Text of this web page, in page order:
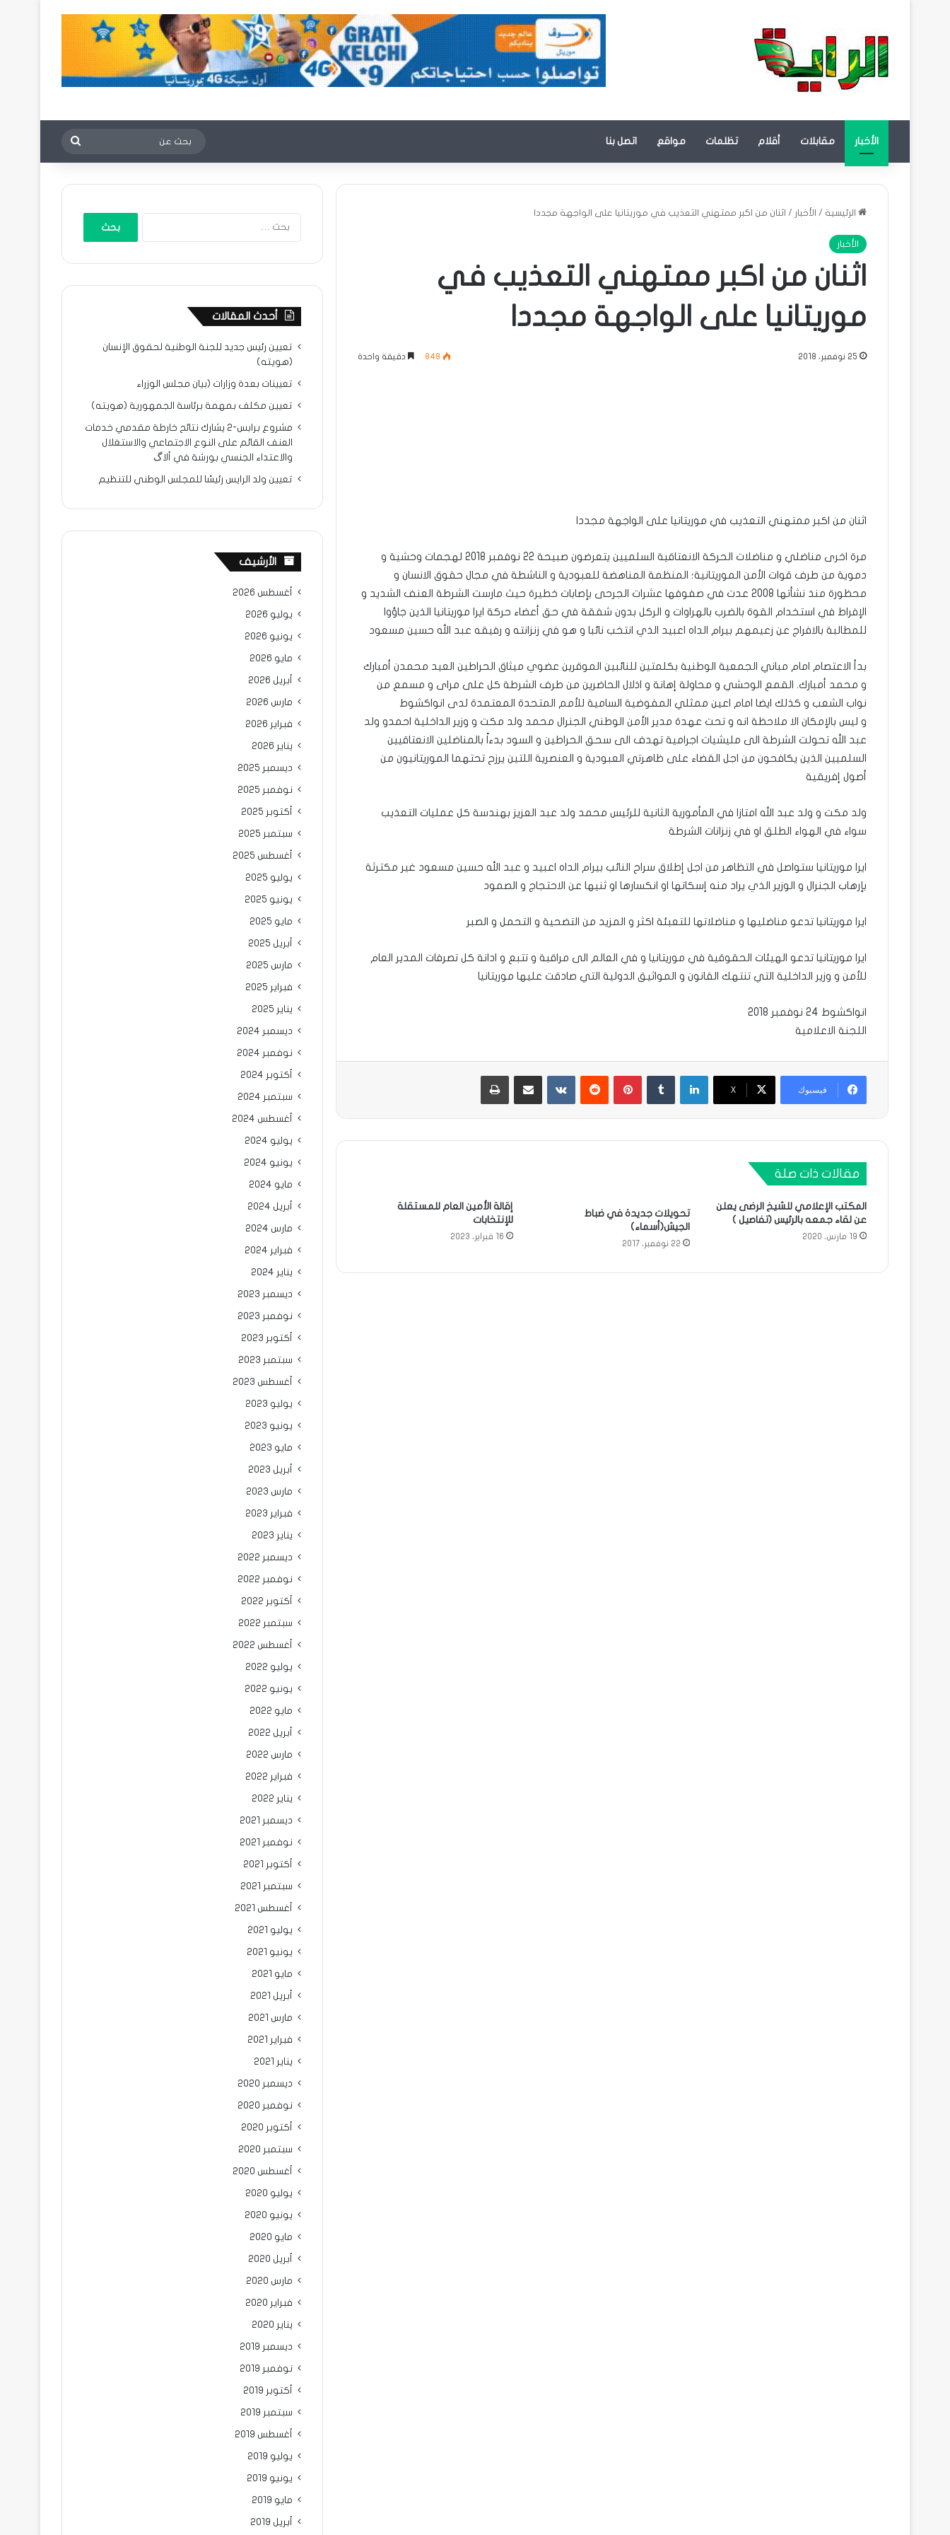
الأخبار مقابلات أقلام تظلمات مواقع اتصل بنا بحث
عن
الرئيسية / الأخبار / اثنان من اكبر ممتهني التعذيب في موريتانيا على الواجهة مجددا
الأخبار
اثنان من اكبر ممتهني التعذيب في
موريتانيا على الواجهة مجددا
25 نوفمبر، 2018 848 دقيقة واحدة
اثنان من اكبر ممتهني التعذيب في موريتانيا على الواجهة مجددا
مرة اخرى مناضلي و مناضلات الحركة الانعتاقية السلميين يتعرضون صبيحة 22 نوفمبر 2018 لهجمات وحشية و
دموية من طرف قوات الأمن الموريتانية؛ المنظمة المناهضة للعبودية و الناشطة في مجال حقوق الانسان و
محظورة منذ نشأتها 2008 عدت في صفوفها عشرات الجرحى بإصابات خطيرة حيث مارست الشرطة العنف الشديد و
الإفراط في استخدام القوة بالضرب بالهراوات و الركل بدون شفقة في حق أعضاء حركة ايرا موريتانيا الذين جاؤوا
للمطالبة بالافراج عن زعيمهم بيرام الداه اعبيد الذي انتخب نائبا و هو في زنزانته و رفيقه عبد الله حسين مسعود
بدأ الاعتصام امام مباني الجمعية الوطنية بكلمتين للنائبين الموقرين عضوي ميثاق الحراطين العيد محمدن أمبارك
و محمد أمبارك. القمع الوحشي و محاولة إهانة و اذلال الحاضرين من طرف الشرطة كل على مراى و مسمع من
نواب الشعب و كذلك ايضا امام اعين ممثلي المفوضية السامية للأمم المتحدة المعتمدة لدى انواكشوط
و ليس بالإمكان الا ملاحظة انه و تحت عهدة مدير الأمن الوطني الجنرال محمد ولد مكت و وزير الداخلية احمدو ولد
عبد الله تحولت الشرطة الى مليشيات اجرامية تهدف الى سحق الحراطين و السود بدءاً بالمناضلين الانعتاقيين
السلميين الذين يكافحون من اجل القضاء على ظاهرتي العبودية و العنصرية اللتين يرزح تحتهما الموريتانيون من
أصول إفريقية
ولد مكت و ولد عبد الله امتازا في المأمورية الثانية للرئيس محمد ولد عبد العزيز بهندسة كل عمليات التعذيب
سواء في الهواء الطلق او في زنزانات الشرطة
ايرا موريتانيا ستواصل في التظاهر من اجل إطلاق سراح النائب بيرام الداه اعبيد و عبد الله حسين مسعود غير مكترثة
بإرهاب الجنرال و الوزير الذي يراد منه إسكاتها او انكسارها او ثنيها عن الاحتجاج و الصمود
ايرا موريتانيا تدعو مناضليها و مناضلاتها للتعبئة اكثر و المزيد من التضحية و التحمل و الصبر
ايرا موريتانيا تدعو الهيئات الحقوقية في موريتانيا و في العالم الى مراقبة و تتبع و ادانة كل تصرفات المدير العام
للأمن و وزير الداخلية التي تنتهك القانون و المواثيق الدولية التي صادقت عليها موريتانيا
انواكشوط 24 نوفمبر 2018
اللجنة الاعلامية
فيسبوك X
لينكدإن بينتيريست مشاركة عبر البريد طباعة
مقالات ذات صلة
المكتب الإعلامي للشيخ الرضى يعلن
عن لقاء جمعه بالرئيس (تفاصيل )
19 مارس، 2020
تحويلات جديدة في ضباط
الجيش(أسماء)
22 نوفمبر، 2017
إقالة الأمين العام للمستقلة
للإنتخابات
16 فبراير، 2023
أحدث المقالات
تعيين رئيس جديد للجنة الوطنية لحقوق الإنسان
(هويته)
تعيينات بعدة وزارات (بيان مجلس الوزراء
تعيين مكلف بمهمة برئاسة الجمهورية (هويته)
مشروع برابس-2 يشارك نتائح خارطة مقدمي خدمات
العنف القائم على النوع الاجتماعي والاستغلال
والاعتداء الجنسي بورشة في ألاگ
تعيين ولد الرايس رئيسًا للمجلس الوطني للتنظيم
الأرشيف
أغسطس 2026
يوليو 2026
يونيو 2026
مايو 2026
أبريل 2026
مارس 2026
فبراير 2026
يناير 2026
ديسمبر 2025
نوفمبر 2025
أكتوبر 2025
سبتمبر 2025
أغسطس 2025
يوليو 2025
يونيو 2025
مايو 2025
أبريل 2025
مارس 2025
فبراير 2025
يناير 2025
ديسمبر 2024
نوفمبر 2024
أكتوبر 2024
سبتمبر 2024
أغسطس 2024
يوليو 2024
يونيو 2024
مايو 2024
أبريل 2024
مارس 2024
فبراير 2024
يناير 2024
ديسمبر 2023
نوفمبر 2023
أكتوبر 2023
سبتمبر 2023
أغسطس 2023
يوليو 2023
يونيو 2023
مايو 2023
أبريل 2023
مارس 2023
فبراير 2023
يناير 2023
ديسمبر 2022
نوفمبر 2022
أكتوبر 2022
سبتمبر 2022
أغسطس 2022
يوليو 2022
يونيو 2022
مايو 2022
أبريل 2022
مارس 2022
فبراير 2022
يناير 2022
ديسمبر 2021
نوفمبر 2021
أكتوبر 2021
سبتمبر 2021
أغسطس 2021
يوليو 2021
يونيو 2021
مايو 2021
أبريل 2021
مارس 2021
فبراير 2021
يناير 2021
ديسمبر 2020
نوفمبر 2020
أكتوبر 2020
سبتمبر 2020
أغسطس 2020
يوليو 2020
يونيو 2020
مايو 2020
أبريل 2020
مارس 2020
فبراير 2020
يناير 2020
ديسمبر 2019
نوفمبر 2019
أكتوبر 2019
سبتمبر 2019
أغسطس 2019
يوليو 2019
يونيو 2019
مايو 2019
أبريل 2019